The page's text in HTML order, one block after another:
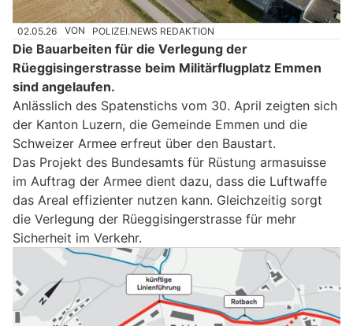
02.05.26 VON POLIZEI.NEWS REDAKTION
Die Bauarbeiten für die Verlegung der
Rüeggisingerstrasse beim Militärflugplatz Emmen
sind angelaufen.
Anlässlich des Spatenstichs vom 30. April zeigten sich
der Kanton Luzern, die Gemeinde Emmen und die
Schweizer Armee erfreut über den Baustart.
Das Projekt des Bundesamts für Rüstung armasuisse
im Auftrag der Armee dient dazu, dass die Luftwaffe
das Areal effizienter nutzen kann. Gleichzeitig sorgt
die Verlegung der Rüeggisingerstrasse für mehr
Sicherheit im Verkehr.